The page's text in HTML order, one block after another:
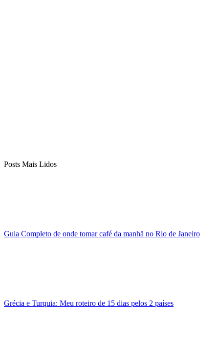
Posts Mais Lidos
Guia Completo de onde tomar café da manhã no Rio de Janeiro
Grécia e Turquia: Meu roteiro de 15 dias pelos 2 países